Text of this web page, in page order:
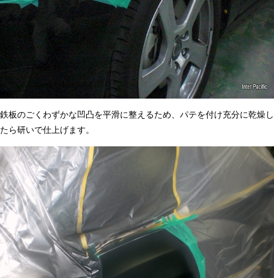
鉄板のごくわずかな凹凸を平滑に整えるため、パテを付け充分に乾燥し
たら研いで仕上げます。